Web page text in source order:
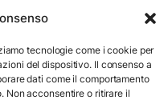
tecnologie come i cookie per
del dispositivo. Il consenso a
dati come il comportamento
Non acconsentire o ritirare il
Vespucci 3
di ritorno
Annunciato